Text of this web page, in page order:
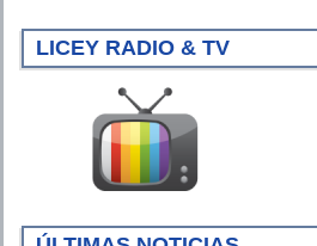
LICEY RADIO & TV